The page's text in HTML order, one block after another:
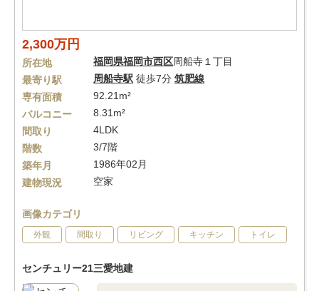
2,300万円
所在地 福岡県福岡市西区周船寺１丁目
最寄り駅
周船寺駅 徒歩7分 筑肥線
専有面積
92.21m²
バルコニー
8.31m²
間取り
4LDK
階数
3/7階
築年月
1986年02月
建物現況
空家
画像カテゴリ
外観 間取り リビング キッチン トイレ
センチュリー21三愛地建